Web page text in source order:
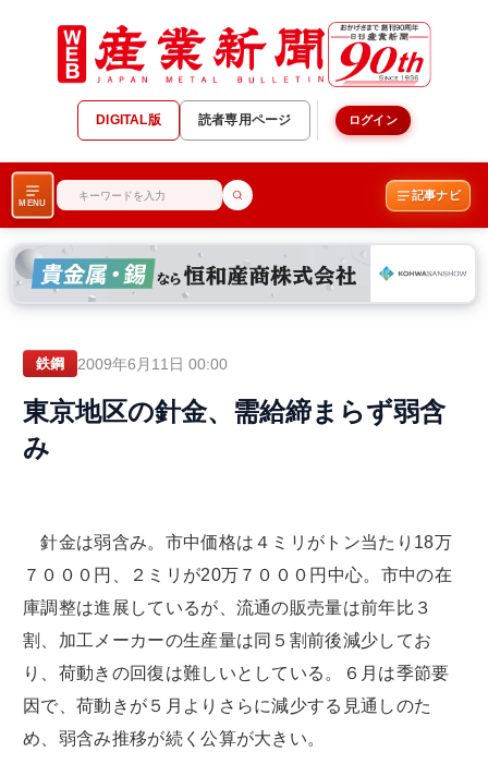
DIGITAL版 読者専用ページ ログイン
MENU
記事ナビ
鉄鋼 2009年6月11日 00:00
東京地区の針金、需給締まらず弱含
み
針金は弱含み。市中価格は４ミリがトン当たり18万
７０００円、２ミリが20万７０００円中心。市中の在
庫調整は進展しているが、流通の販売量は前年比３
割、加工メーカーの生産量は同５割前後減少してお
り、荷動きの回復は難しいとしている。６月は季節要
因で、荷動きが５月よりさらに減少する見通しのた
め、弱含み推移が続く公算が大きい。